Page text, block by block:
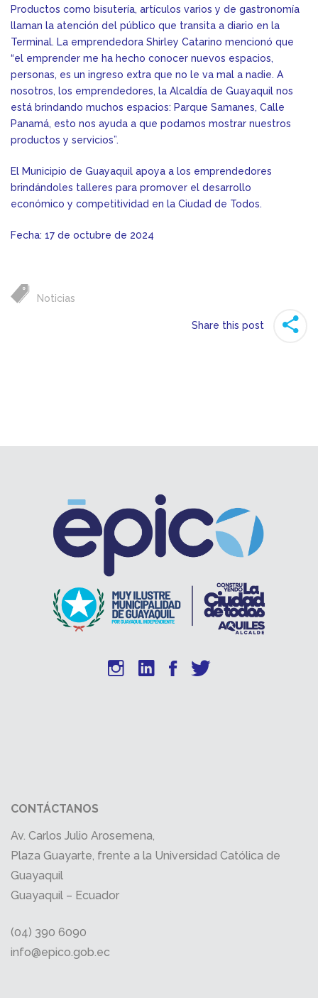
Productos como bisutería, artículos varios y de gastronomía
llaman la atención del público que transita a diario en la
Terminal. La emprendedora Shirley Catarino mencionó que
“el emprender me ha hecho conocer nuevos espacios,
personas, es un ingreso extra que no le va mal a nadie. A
nosotros, los emprendedores, la Alcaldía de Guayaquil nos
está brindando muchos espacios: Parque Samanes, Calle
Panamá, esto nos ayuda a que podamos mostrar nuestros
productos y servicios”.
El Municipio de Guayaquil apoya a los emprendedores
brindándoles talleres para promover el desarrollo
económico y competitividad en la Ciudad de Todos.
Fecha: 17 de octubre de 2024
Noticias
Share this post
CONTÁCTANOS
Av. Carlos Julio Arosemena,
Plaza Guayarte, frente a la Universidad Católica de
Guayaquil
Guayaquil – Ecuador
(04) 390 6090
info@epico.gob.ec